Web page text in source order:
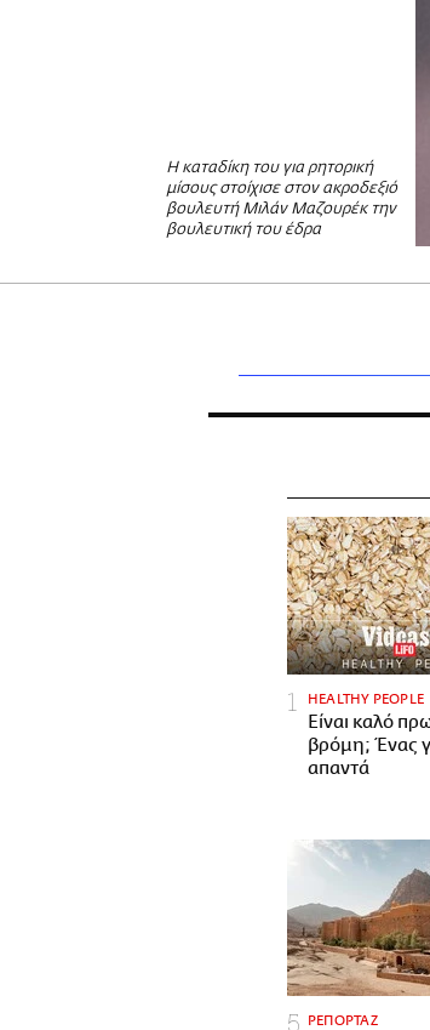
Η καταδίκη του για ρητορική
μίσους στοίχισε στον ακροδεξιό
βουλευτή Μιλάν Μαζουρέκ την
βουλευτική του έδρα
HEALTHY PEOPLE
Είναι καλό
βρόμη; Ένας
απαντά
ΡΕΠΟΡΤΑΖ